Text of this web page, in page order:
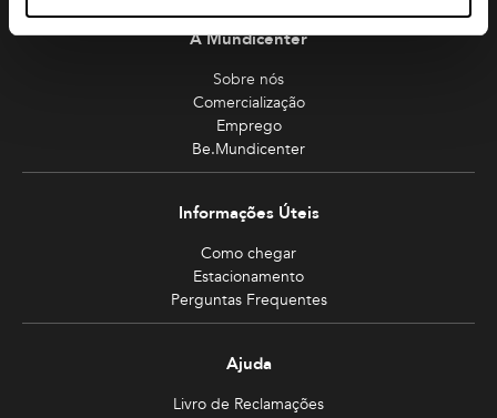
A Mundicenter
Sobre nós
Comercialização
Emprego
Be.Mundicenter
Informações Úteis
Como chegar
Estacionamento
Perguntas Frequentes
Ajuda
Livro de Reclamações